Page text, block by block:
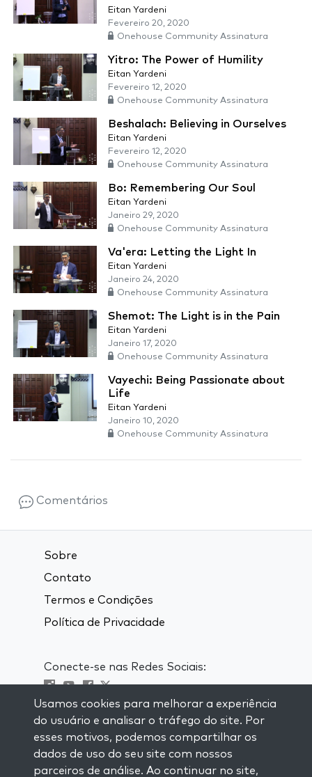
Eitan Yardeni
Fevereiro 20, 2020
Onehouse Community Assinatura
Yitro: The Power of Humility
Eitan Yardeni
Fevereiro 12, 2020
Onehouse Community Assinatura
Beshalach: Believing in Ourselves
Eitan Yardeni
Fevereiro 12, 2020
Onehouse Community Assinatura
Bo: Remembering Our Soul
Eitan Yardeni
Janeiro 29, 2020
Onehouse Community Assinatura
Va'era: Letting the Light In
Eitan Yardeni
Janeiro 24, 2020
Onehouse Community Assinatura
Shemot: The Light is in the Pain
Eitan Yardeni
Janeiro 17, 2020
Onehouse Community Assinatura
Vayechi: Being Passionate about
Life
Eitan Yardeni
Janeiro 10, 2020
Onehouse Community Assinatura
Comentários
Sobre
Contato
Termos e Condições
Política de Privacidade
Conecte-se nas Redes Sociais:
Visit kabbalah master classes
MANTENHA-SE ATUALIZADO
Se inscreva em nossa lista de email e
Usamos cookies para melhorar a experiência
do usuário e analisar o tráfego do site. Por
esses motivos, podemos compartilhar os
dados de uso do seu site com nossos
parceiros de análise. Ao continuar no site,